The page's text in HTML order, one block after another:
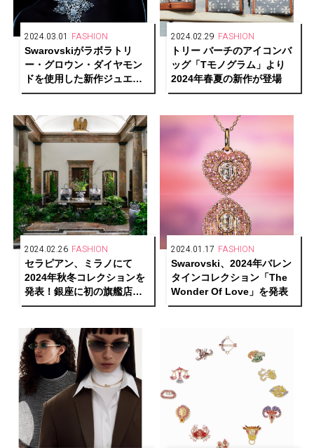
2024.03.01 FASHION
Swarovskiがラボラトリ
ー・グロウン・ダイヤモン
ドを使用した新作ジュエリ
ーコレクションを日本でロ
2024.02.29 FASHION
トリー バーチのアイコンバ
ッグ「Tモノグラム」より
2024年春夏の新作が登場
2024.02.26 FASHION
セラピアン、ミラノにて
2024年秋冬コレクションを
発表！銀座に初の旗艦店オ
ープン予定
2024.01.17 FASHION
Swarovski、2024年バレン
タインコレクション「The
Wonder Of Love」を発表